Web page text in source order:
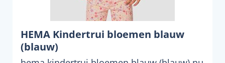
HEMA Kindertrui bloemen blauw
(blauw)